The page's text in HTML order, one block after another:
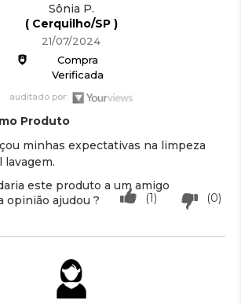
Sônia P.
( Cerquilho/SP )
21/07/2024
Compra
Verificada
auditado por:
Produto
minhas expectativas na limpeza
lavagem.
este produto a um amigo
(0)
(1)
opinião ajudou ?